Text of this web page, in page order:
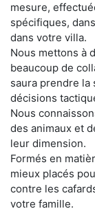
mesure,
spécifiques,
dans votre villa.
Nous mettons à
beaucoup de
saura prendre
décisions
Nous
des animaux et
leur dimension.
Formés en
mieux placés
contre les
votre famille.